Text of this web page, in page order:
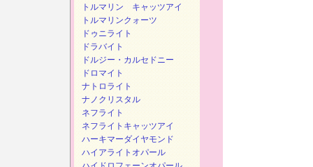
トルマリン キャッツアイ
トルマリンクォーツ
ドゥニライト
ドラバイト
ドルジー・カルセドニー
ドロマイト
ナトロライト
ナノクリスタル
ネフライト
ネフライトキャッツアイ
ハーキマーダイヤモンド
ハイアライトオパール